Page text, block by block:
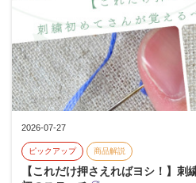
2026-07-27
ピックアップ 商品解説
【これだけ押さえればヨシ！】